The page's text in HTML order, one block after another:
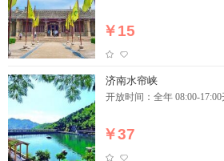
￥15
济南水帘峡
开放时间：全年 08:00-
￥37